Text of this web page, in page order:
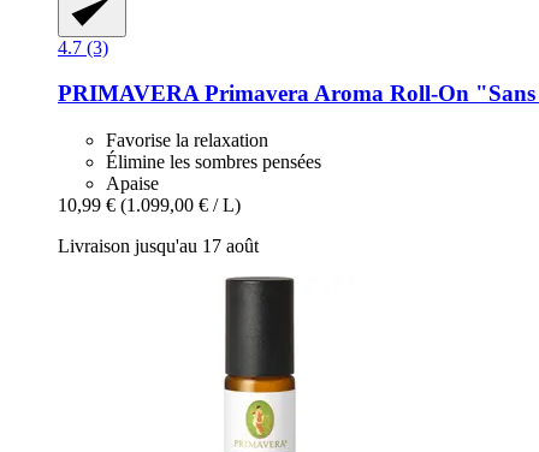
4.7 (3)
PRIMAVERAPrimavera Aroma Roll-​On "Sans
Favorise la relaxation
Élimine les sombres pensées
Apaise
10,99 € (1.099,00 € / L)
Livraison jusqu'au 17 août